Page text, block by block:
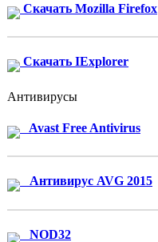
Скачать Mozilla Firefox
Скачать IExplorer
Антивирусы
Avast Free Antivirus
Антивирус AVG 2015
NOD32